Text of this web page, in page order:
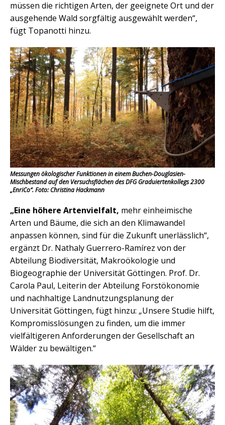
müssen die richtigen Arten, der geeignete Ort und der
ausgehende Wald sorgfältig ausgewählt werden“,
fügt Topanotti hinzu.
Messungen ökologischer Funktionen in einem Buchen-Douglasien-
Mischbestand auf den Versuchsflächen des DFG Graduiertenkollegs 2300
„EnriCo“. Foto: Christina Hackmann
„Eine höhere Artenvielfalt, mehr einheimische
Arten und Bäume, die sich an den Klimawandel
anpassen können, sind für die Zukunft unerlässlich“,
ergänzt Dr. Nathaly Guerrero-Ramírez von der
Abteilung Biodiversität, Makroökologie und
Biogeographie der Universität Göttingen. Prof. Dr.
Carola Paul, Leiterin der Abteilung Forstökonomie
und nachhaltige Landnutzungsplanung der
Universität Göttingen, fügt hinzu: „Unsere Studie hilft,
Kompromisslösungen zu finden, um die immer
vielfältigeren Anforderungen der Gesellschaft an
Wälder zu bewältigen.“